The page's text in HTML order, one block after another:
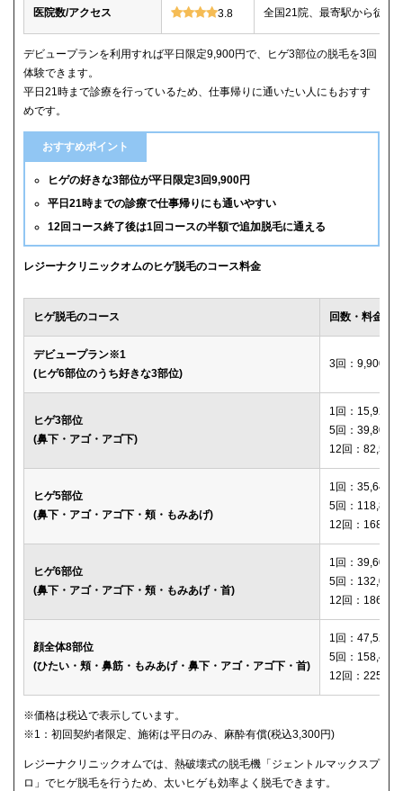
医院数/アクセス 3.8 全国21院、最寄駅から徒歩
デビュープランを利用すれば平日限定9,900円で、ヒゲ3部位の脱毛を3回
体験できます。
平日21時まで診療を行っているため、仕事帰りに通いたい人にもおすす
めです。
おすすめポイント
ヒゲの好きな3部位が平日限定3回9,900円
平日21時までの診療で仕事帰りにも通いやすい
12回コース終了後は1回コースの半額で追加脱毛に通える
レジーナクリニックオムのヒゲ脱毛のコース料金
ヒゲ脱毛のコース 回数・料金
デビュープラン※1
(ヒゲ6部位のうち好きな3部位)
3回：9,900円
ヒゲ3部位
(鼻下・アゴ・アゴ下)
1回：15,920円
5回：39,800円
12回：82,560
ヒゲ5部位
(鼻下・アゴ・アゴ下・頬・もみあげ)
1回：35,640円
5回：118,800
12回：
ヒゲ6部位
(鼻下・アゴ・アゴ下・頬・もみあげ・首)
1回：39,600円
5回：132,000
12回：
顔全体8部位
(ひたい・頬・鼻筋・もみあげ・鼻下・アゴ・アゴ下・首)
1回：47,520円
5回：158,400
12回：
※価格は税込で表示しています。
※1：初回契約者限定、施術は平日のみ、麻酔有償(税込3,300円)
レジーナクリニックオムでは、熱破壊式の脱毛機「ジェントルマックスプ
ロ」でヒゲ脱毛を行うため、太いヒゲも効率よく脱毛できます。